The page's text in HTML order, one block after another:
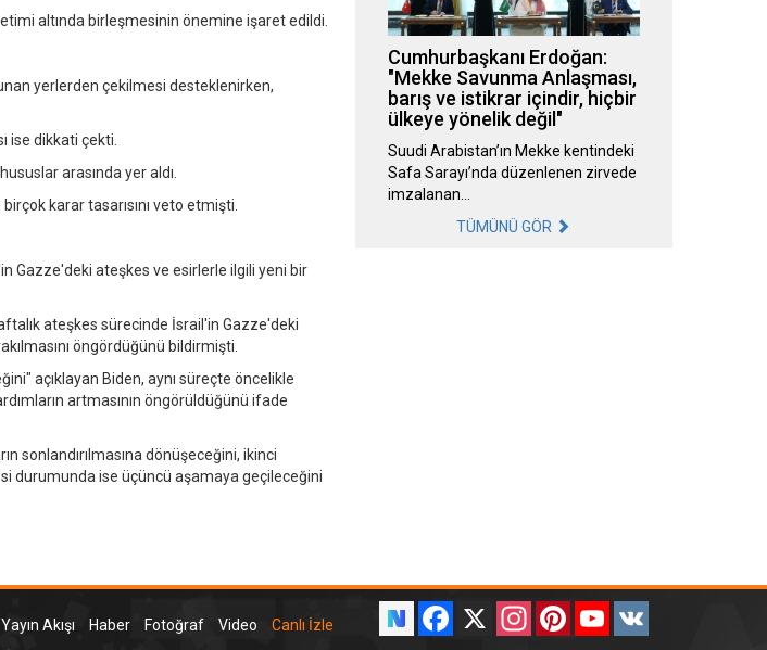
altında birleşmesinin önemine işaret edildi.
yerlerden çekilmesi desteklenirken,
ise dikkati çekti.
arasında yer aldı.
karar tasarısını veto etmişti.
Gazze'deki ateşkes ve esirlerle ilgili yeni bir
ateşkes sürecinde İsrail'in Gazze'deki
öngördüğünü bildirmişti.
açıklayan Biden, aynı süreçte öncelikle
artmasının öngörüldüğünü ifade
sonlandırılmasına dönüşeceğini, ikinci
durumunda ise üçüncü aşamaya geçileceğini
Cumhurbaşkanı Erdoğan:
"Mekke Savunma Anlaşması,
barış ve istikrar içindir, hiçbir
ülkeye yönelik değil"
Suudi Arabistan’ın Mekke kentindeki
Safa Sarayı’nda düzenlenen zirvede
imzalanan…
TÜMÜNÜ GÖR
Yayın Akışı Haber Fotoğraf Video
Canlı İzle
Facebook
X InstagramPinterestYouTube